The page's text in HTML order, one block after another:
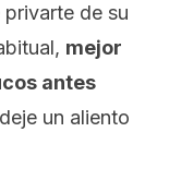
de su
mejor
antes
un aliento